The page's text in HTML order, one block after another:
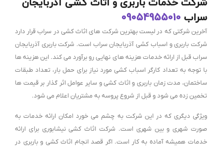
شرکت خدمات باربری و اثاث کشی آذربایجان
سراب 09054955010
آخرین شرکتی که در لیست بهترین شرکت های اثاث کشی در سراب قرار دارد
شرکت باربری و اسباب کشی آذربایجان سراب است. شرکت باربری آذربایجان
سراب قبل از ارائه خدمات هزینه های نهایی رو برآورد می کند. این هزینه ها
با توجه به تعداد کارگر اسباب کشی مورد نیاز برای حمل بار، تعداد طبقات
ساختمان، مدت زمان باربری و اثاث کشی و سایر عوامل اثر گذار بر قیمت ها
تخمین زده می شود و قبل از شروع پروسه به مشتریان اعلام می شود.
ویژگی دیگری که در این شرکت به چشم می خورد امکان ارائه خدمات به
صورت شهری و بین شهری است. شرکت اثاث کشی نیشابوری برای ارائه
خدمات همیشه آماده به کار است. اگر قصد انجام اثاث کشی و باربری در